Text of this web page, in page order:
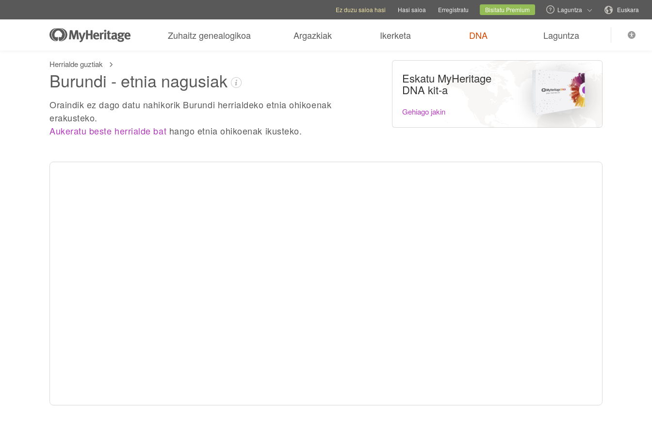
Uneko guneaAldatu hizkuntza
Ez duzu saioa hasi Hasi saioa Erregistratu Bisitatu Premium Laguntza Euskara
Zuhaitz genealogikoa Argazkiak Ikerketa DNA Laguntza
Herrialde guztiak
Burundi - etnia nagusiak
Oraindik ez dago datu nahikorik Burundi herrialdeko etnia ohikoenak
erakusteko.
Aukeratu beste herrialde bat hango etnia ohikoenak ikusteko.
Eskatu MyHeritage
DNA kit-a
Gehiago jakin